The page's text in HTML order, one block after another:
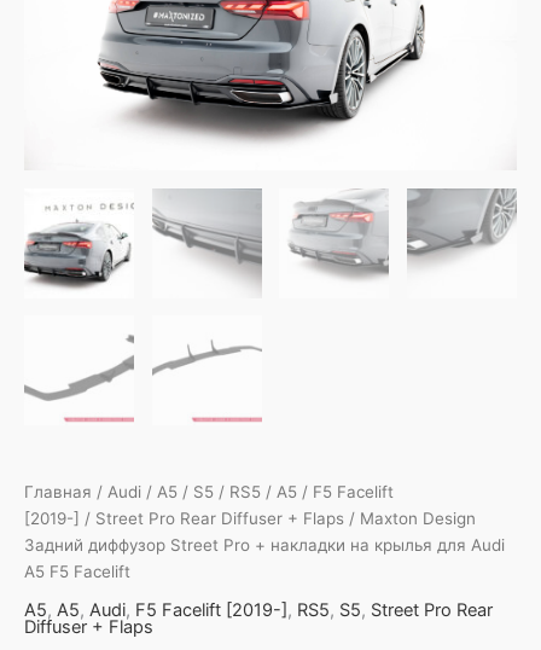
Главная / Audi / A5 / S5 / RS5 / A5 / F5 Facelift
[2019-] / Street Pro Rear Diffuser + Flaps / Maxton Design
Задний диффузор Street Pro + накладки на крылья для Audi
A5 F5 Facelift
A5, A5, Audi, F5 Facelift [2019-] , RS5, S5, Street Pro Rear
Diffuser + Flaps